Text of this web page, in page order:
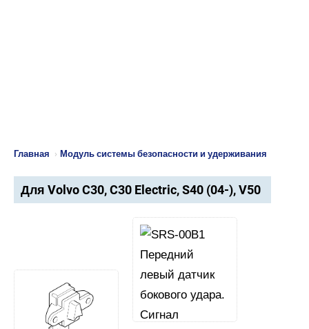
Главная › Модуль системы безопасности и удерживания
Для Volvo C30, C30 Electric, S40 (04-), V50